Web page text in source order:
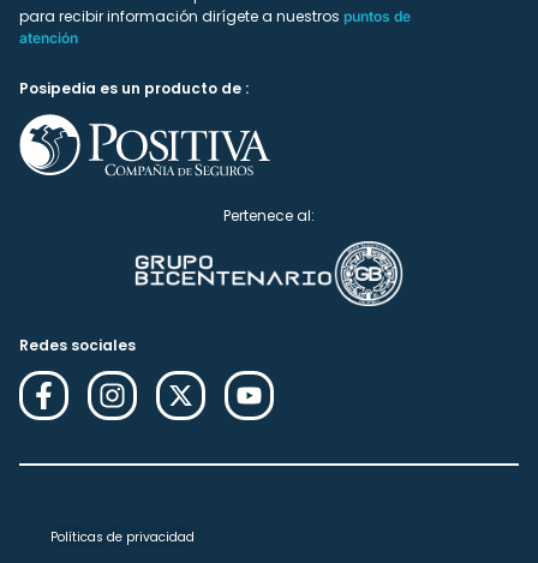
para recibir información dirígete a nuestros puntos de
atención
Posipedia es un producto de :
Pertenece al:
Redes sociales
Políticas de privacidad